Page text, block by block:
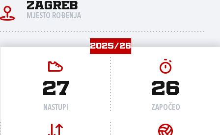
Zagreb
MJESTO ROĐENJA
2025/26
27
NASTUPI
26
ZAPOČEO